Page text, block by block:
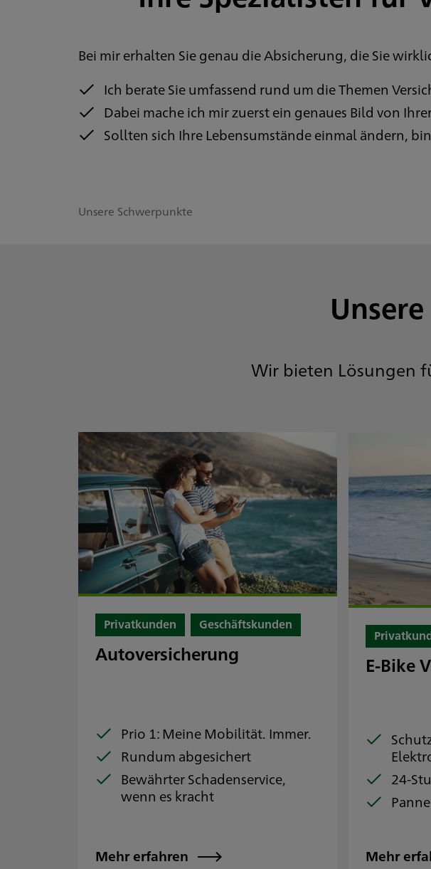
Bei mir erhalten Sie genau die Absicherung, die Sie
Ich berate Sie umfassend rund um die Themen
Dabei mache ich mir zuerst ein genaues Bild von
Sollten sich Ihre Lebensumstände einmal ändern,
Unsere Schwerpunkte
Wir bieten Lösungen
Privatkunden Geschäftskunden
Autoversicherung
Prio 1: Meine Mobilität. Immer.
Rundum abgesichert
Bewährter Schadenservice,
wenn es kracht
Mehr erfahren
E-Bike
24-
Mehr